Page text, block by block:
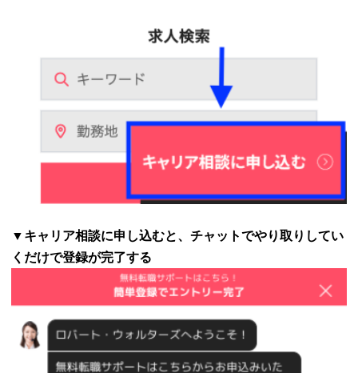
▼キャリア相談に申し込むと、チャットでやり取りしてい
くだけで登録が完了する